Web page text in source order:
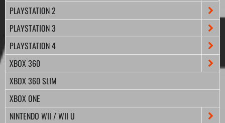
PLAYSTATION 2
PLAYSTATION 3
PLAYSTATION 4
XBOX 360
XBOX 360 SLIM
XBOX ONE
NINTENDO WII / WII U